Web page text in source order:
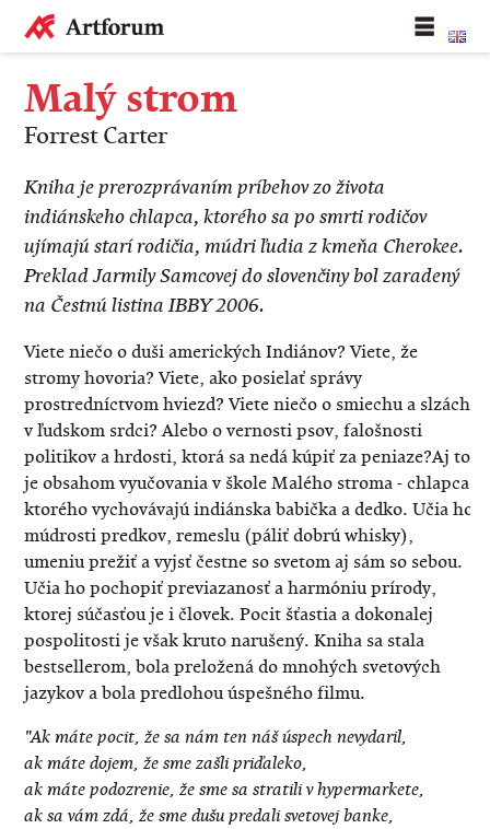
Malý strom
Forrest Carter
Kniha je prerozprávaním príbehov zo života
indiánskeho chlapca, ktorého sa po smrti rodičov
ujímajú starí rodičia, múdri ľudia z kmeňa Cherokee.
Preklad Jarmily Samcovej do slovenčiny bol zaradený
na Čestnú listina IBBY 2006.
Viete niečo o duši amerických Indiánov? Viete, že
stromy hovoria? Viete, ako posielať správy
prostredníctvom hviezd? Viete niečo o smiechu a slzách
v ľudskom srdci? Alebo o vernosti psov, falošnosti
politikov a hrdosti, ktorá sa nedá kúpiť za peniaze?Aj to
je obsahom vyučovania v škole Malého stroma - chlapca,
ktorého vychovávajú indiánska babička a dedko. Učia ho
múdrosti predkov, remeslu (páliť dobrú whisky),
umeniu prežiť a vyjsť čestne so svetom aj sám so sebou.
Učia ho pochopiť previazanosť a harmóniu prírody,
ktorej súčasťou je i človek. Pocit šťastia a dokonalej
pospolitosti je však kruto narušený. Kniha sa stala
bestsellerom, bola preložená do mnohých svetových
jazykov a bola predlohou úspešného filmu.
"Ak máte pocit, že sa nám ten náš úspech nevydaril,
ak máte dojem, že sme zašli priďaleko,
ak máte podozrenie, že sme sa stratili v hypermarkete,
ak sa vám zdá, že sme dušu predali svetovej banke,